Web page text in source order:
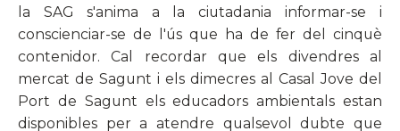
la SAG s'anima a la ciutadania informar-se i
conscienciar-se de l'ús que ha de fer del cinquè
contenidor. Cal recordar que els divendres al
mercat de Sagunt i els dimecres al Casal Jove del
Port de Sagunt els educadors ambientals estan
disponibles per a atendre qualsevol dubte que